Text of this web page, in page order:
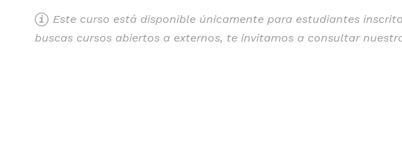
Este curso está disponible únicamente para estudiantes
buscas cursos abiertos a externos, te invitamos a consultar